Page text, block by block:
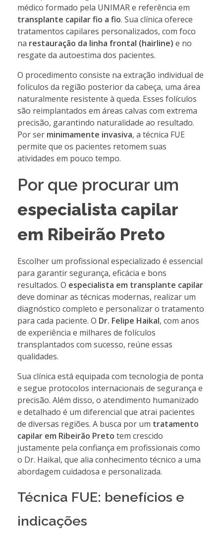
médico formado pela UNIMAR e referência em
transplante capilar fio a fio. Sua clínica oferece
tratamentos capilares personalizados, com foco
na restauração da linha frontal (hairline) e no
resgate da autoestima dos pacientes.
O procedimento consiste na extração individual de
folículos da região posterior da cabeça, uma área
naturalmente resistente à queda. Esses folículos
são reimplantados em áreas calvas com extrema
precisão, garantindo naturalidade ao resultado.
Por ser minimamente invasiva, a técnica FUE
permite que os pacientes retomem suas
atividades em pouco tempo.
Por que procurar um
especialista capilar
em Ribeirão Preto
Escolher um profissional especializado é essencial
para garantir segurança, eficácia e bons
resultados. O especialista em transplante capilar
deve dominar as técnicas modernas, realizar um
diagnóstico completo e personalizar o tratamento
para cada paciente. O Dr. Felipe Haikal, com anos
de experiência e milhares de folículos
transplantados com sucesso, reúne essas
qualidades.
Sua clínica está equipada com tecnologia de ponta
e segue protocolos internacionais de segurança e
precisão. Além disso, o atendimento humanizado
e detalhado é um diferencial que atrai pacientes
de diversas regiões. A busca por um tratamento
capilar em Ribeirão Preto tem crescido
justamente pela confiança em profissionais como
o Dr. Haikal, que alia conhecimento técnico a uma
abordagem cuidadosa e personalizada.
Técnica FUE: benefícios e
indicações